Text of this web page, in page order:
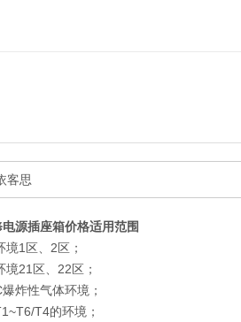
客思
源插座箱价格适用范围
1区、2区；
21区、22区；
炸性气体环境；
T4的环境；